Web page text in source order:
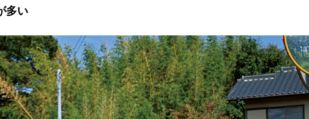
多い